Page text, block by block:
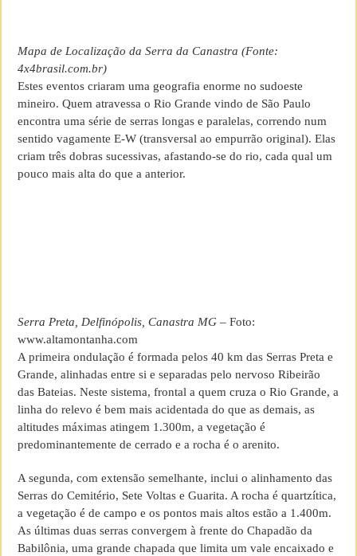
Mapa de Localização da Serra da Canastra (Fonte:
4x4brasil.com.br)
Estes eventos criaram uma geografia enorme no sudoeste
mineiro. Quem atravessa o Rio Grande vindo de São Paulo
encontra uma série de serras longas e paralelas, correndo num
sentido vagamente E-W (transversal ao empurrão original). Elas
criam três dobras sucessivas, afastando-se do rio, cada qual um
pouco mais alta do que a anterior.
Serra Preta, Delfinópolis, Canastra MG – Foto:
www.altamontanha.com
A primeira ondulação é formada pelos 40 km das Serras Preta e
Grande, alinhadas entre si e separadas pelo nervoso Ribeirão
das Bateias. Neste sistema, frontal a quem cruza o Rio Grande, a
linha do relevo é bem mais acidentada do que as demais, as
altitudes máximas atingem 1.300m, a vegetação é
predominantemente de cerrado e a rocha é o arenito.
A segunda, com extensão semelhante, inclui o alinhamento das
Serras do Cemitério, Sete Voltas e Guarita. A rocha é quartzítica,
a vegetação é de campo e os pontos mais altos estão a 1.400m.
As últimas duas serras convergem à frente do Chapadão da
Babilônia, uma grande chapada que limita um vale encaixado e